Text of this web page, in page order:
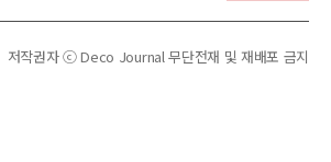
저작권자 ⓒ Deco Journal 무단전재 및 재배포 금지